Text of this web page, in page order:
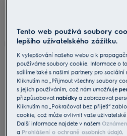
Tento web používá soubory
lepšího uživatelského zážitku.
K vylepšování našeho webu a k
používáme soubory cookie. Informace o
sdílíme také s našimi partnery pro sociální
Kliknutím na „Přijmout všechny soubory
s jejich používáním, což nám umožňuje
přizpůsobovatnabídky a zobrazovat
Kliknutím na „Pokračovat bez přijetí“
cookie, což může ovlivnit vaše
Další informace najdete v našem
a Prohlášení o ochraně osobních údajů